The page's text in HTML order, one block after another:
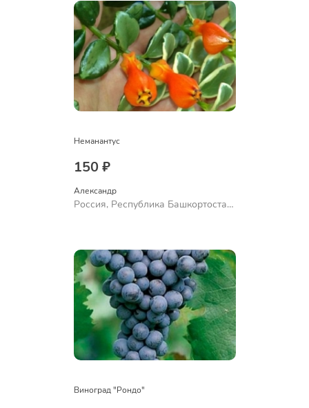
Неманантус
150 ₽
Александр
Россия, Республика Башкортостан,
Виноград "Рондо"